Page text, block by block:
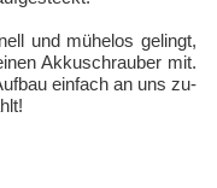
und mü­he­los ge­lingt,
Ak­kuschrau­ber mit.
ein­fach an uns zu­